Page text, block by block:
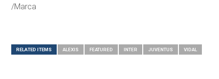
/Marca
RELATED ITEMS ALEXIS FEATURED INTER JUVENTUS VIDAL